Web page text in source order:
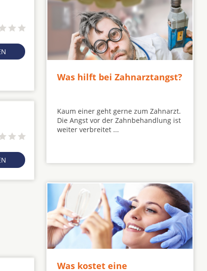
Was hilft bei Zahnarztangst?
Kaum einer geht gerne zum Zahnarzt.
Die Angst vor der Zahnbehandlung ist
weiter verbreitet ...
Was kostet eine